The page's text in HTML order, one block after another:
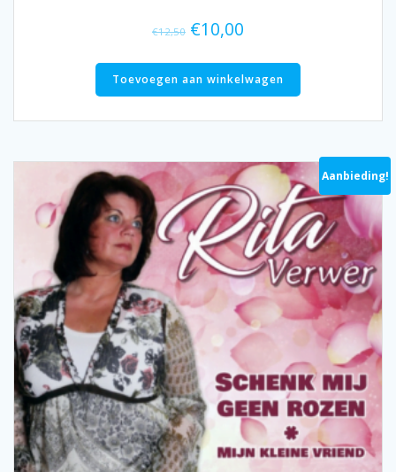
€12,50 Oorspronkelijke
was:
€12,50.
€10,00
is:
€10,00.
Toevoegen aan winkelwagen
Aanbieding!